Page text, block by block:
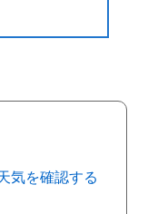
気を確認する